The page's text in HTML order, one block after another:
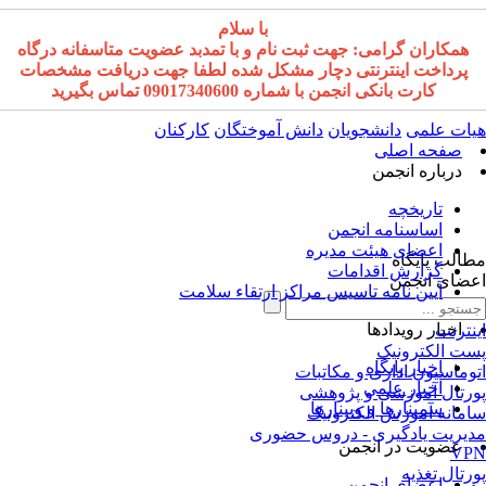
با سلام
همکاران گرامی: جهت ثبت نام و با تمدبد عضویت متاسفانه درگاه
پرداخت اینترنتی دچار مشکل شده لطفا جهت دریافت مشخصات
کارت بانکی انجمن با شماره 09017340600 تماس بگیرید
علمی دانشجویان دانش آموختگان کارکنان
صفحه اصلی
درباره انجمن
تاریخچه
اساسنامه انجمن
اعضای هیئت مدیره
گزارش اقدامات
آیین نامه تاسیس مراکز ارتقاء سلامت
اخبار رویدادها
اخبار پایگاه
اخبار علمی
سمینارها و وبینارها
عضویت در انجمن
پایگاه
انجمن
الکترونیک
اداری و مکاتبات
آموزشی و پژوهشی
آموزش الکترونیک
یادگیری - دروس حضوری
تغذیه